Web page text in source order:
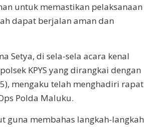
untuk memastikan pelaksanaan
dapat berjalan aman dan
Setya, di sela-sela acara kenal
KPYS yang dirangkai dengan
mengaku telah menghadiri rapat
Polda Maluku.
guna membahas langkah-langkah